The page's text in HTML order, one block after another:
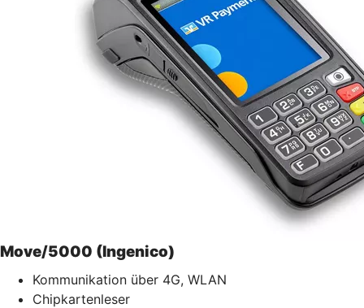
Move/5000 (Ingenico)
Kommunikation über 4G, WLAN
Chipkartenleser